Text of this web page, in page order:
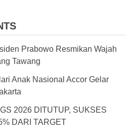
Prabowo Resmikan Wajah
Tawang
Anak Nasional Accor Gelar
2026 DITUTUP, SUKSES
DARI TARGET